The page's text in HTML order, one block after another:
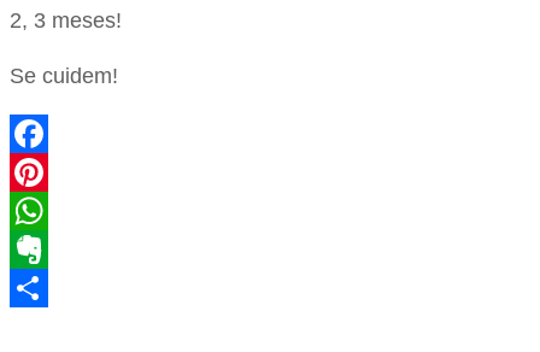
2, 3 meses!
Se cuidem!
Facebook
Pinterest
WhatsApp
Evernote